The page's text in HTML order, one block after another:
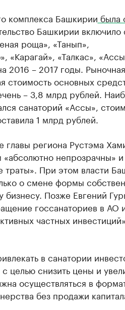
комплекса Башкирии была
Башкирии включило
роща», «Танып»,
«Карагай», «Талкас»,
2016 – 2017 годы.
стоимость основных
– 3,8 млрд рублей.
санаторий «Ассы»,
1 млрд рублей.
главы региона Рустэма
непрозрачны»
траты». При этом власти
о смене формы
Позже Евгений
госсанаториев в
частных
в санатории
целью снизить цены и
осуществляться в
без продажи